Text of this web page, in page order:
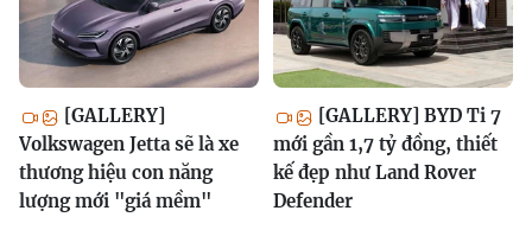
[GALLERY]
Volkswagen Jetta sẽ là xe
thương hiệu con năng
lượng mới "giá mềm"
[GALLERY] BYD Ti 7
mới gần 1,7 tỷ đồng, thiết
kế đẹp như Land Rover
Defender